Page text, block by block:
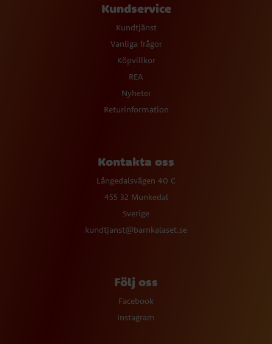
Kundservice
Kundtjänst
Vanliga frågor
Köpvillkor
REA
Nyheter
Returinformation
Kontakta oss
Långedalsvägen 40 C
455 32 Munkedal
Sverige
kundtjanst@barnkalaset.se
Följ oss
Facebook
Instagram